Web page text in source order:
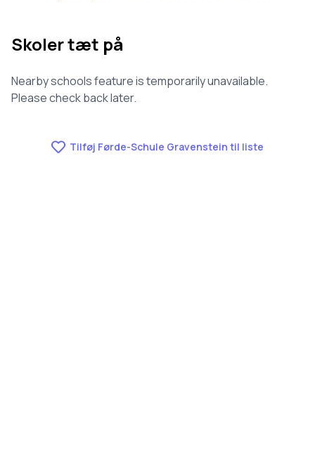
Skoler tæt på
Nearby schools feature is temporarily unavailable.
Please check back later.
Tilføj Førde-Schule Gravenstein til liste